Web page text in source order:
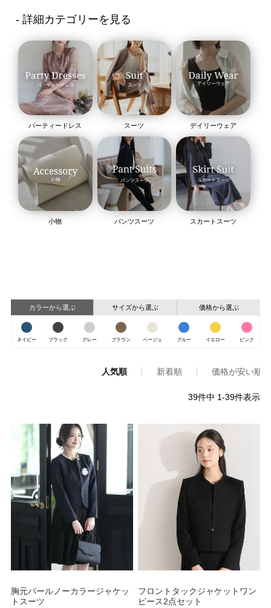
- 詳細カテゴリーを見る
パーティードレス スーツ デイリーウェア
小物 パンツスーツ スカートスーツ
カラーから選ぶ サイズから選ぶ 価格から選ぶ
ネイビー ブラック グレー ブラウン ベージュ ブルー イエロー ピンク
人気順 新着順 価格が安い順
39件中 1-39件表示
胸元パールノーカラージャケッ
トスーツ
フロントタックジャケットワン
ピース2点セット